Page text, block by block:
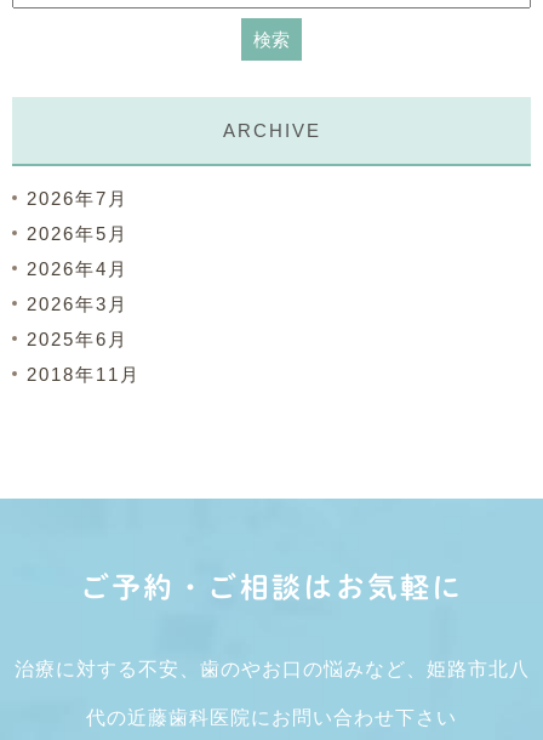
ARCHIVE
2026年7月
2026年5月
2026年4月
2026年3月
2025年6月
2018年11月
ご予約・ご相談はお気軽に
治療に対する不安、歯のやお口の悩みなど、姫路市北八
代の近藤歯科医院にお問い合わせ下さい